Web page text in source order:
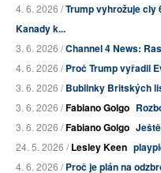
4. 6. 2026 /Trump vyhrožuje cly
Kanady k...
3. 6. 2026 /Channel 4 News:
4. 6. 2026 /Proč Trump vyřadil
3. 6. 2026 /Bublinky Britských
3. 6. 2026 /Fabiano Golgo
3. 6. 2026 /Fabiano Golgo
24. 5. 2026 /Lesley Keen
4. 6. 2026 /Proč je plán na